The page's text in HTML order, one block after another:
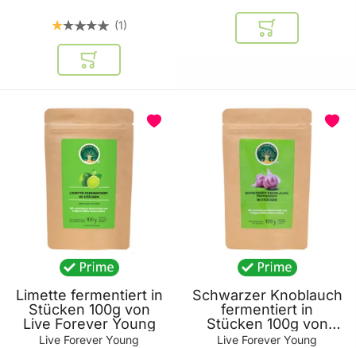
1
In den Warenkorb
In den
Limette fermentiert in
Stücken 100g von
Live Forever Young
Live Forever Young
Schwarzer Knoblauch
fermentiert in
Stücken 100g von
Live Forever Young
Live Forever Young